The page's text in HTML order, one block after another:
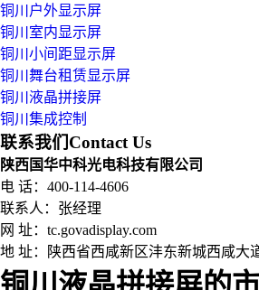
铜川户外显示屏
铜川室内显示屏
铜川小间距显示屏
铜川舞台租赁显示屏
铜川液晶拼接屏
铜川集成控制
联系我们Contact Us
陕西国华中科光电科技有限公司
电 话：400-114-4606
联系人：张经理
网 址：tc.govadisplay.com
地 址：
陕西省西咸新区沣东新城西咸大